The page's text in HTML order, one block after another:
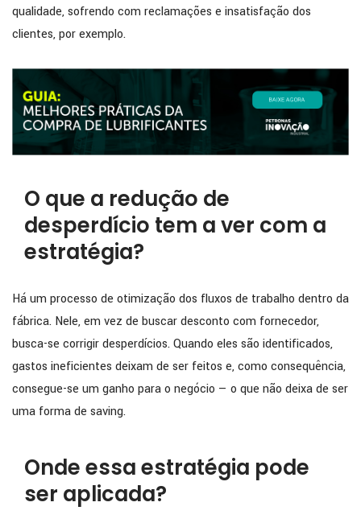
qualidade, sofrendo com reclamações e insatisfação dos
clientes, por exemplo.
O que a redução de
desperdício tem a ver com a
estratégia?
Há um processo de otimização dos fluxos de trabalho dentro da
fábrica. Nele, em vez de buscar desconto com fornecedor,
busca-se corrigir desperdícios. Quando eles são identificados,
gastos ineficientes deixam de ser feitos e, como consequência,
consegue-se um ganho para o negócio — o que não deixa de ser
uma forma de saving.
Onde essa estratégia pode
ser aplicada?